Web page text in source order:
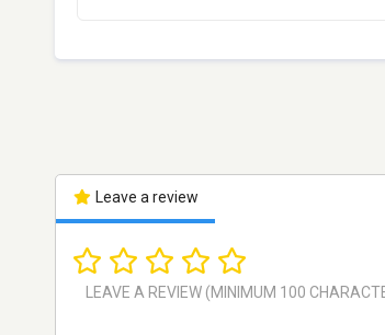
Leave a review